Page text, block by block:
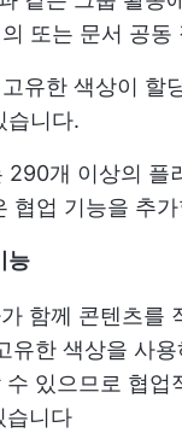
또는 문서 공동
유한 색상이 할
습니다.
개 이상의 플
협업 기능을 추
능
함께 콘텐츠를
유한 색상을 사
수 있으므로 협업
습니다